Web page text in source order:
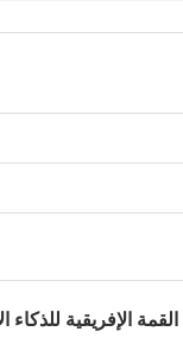
القمة الإفريقية